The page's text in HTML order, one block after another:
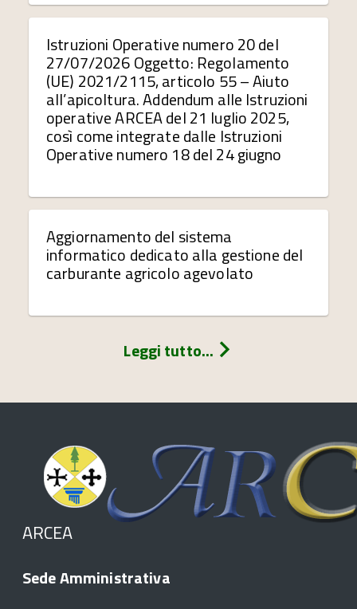
Istruzioni Operative numero 20 del
27/07/2026 Oggetto: Regolamento
(UE) 2021/2115, articolo 55 – Aiuto
all’apicoltura. Addendum alle Istruzioni
operative ARCEA del 21 luglio 2025,
così come integrate dalle Istruzioni
Operative numero 18 del 24 giugno
Aggiornamento del sistema
informatico dedicato alla gestione del
carburante agricolo agevolato
Leggi tutto...
ARCEA
Sede Amministrativa